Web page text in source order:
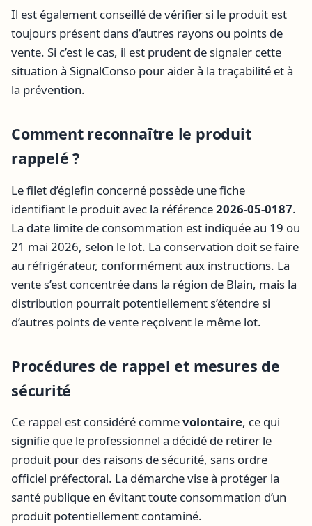
Il est également conseillé de vérifier si le produit est
toujours présent dans d’autres rayons ou points de
vente. Si c’est le cas, il est prudent de signaler cette
situation à SignalConso pour aider à la traçabilité et à
la prévention.
Comment reconnaître le produit
rappelé ?
Le filet d’églefin concerné possède une fiche
identifiant le produit avec la référence2026-05-0187.
La date limite de consommation est indiquée au 19 ou
21 mai 2026, selon le lot. La conservation doit se faire
au réfrigérateur, conformément aux instructions. La
vente s’est concentrée dans la région de Blain, mais la
distribution pourrait potentiellement s’étendre si
d’autres points de vente reçoivent le même lot.
Procédures de rappel et mesures de
sécurité
Ce rappel est considéré commevolontaire, ce qui
signifie que le professionnel a décidé de retirer le
produit pour des raisons de sécurité, sans ordre
officiel préfectoral. La démarche vise à protéger la
santé publique en évitant toute consommation d’un
produit potentiellement contaminé.